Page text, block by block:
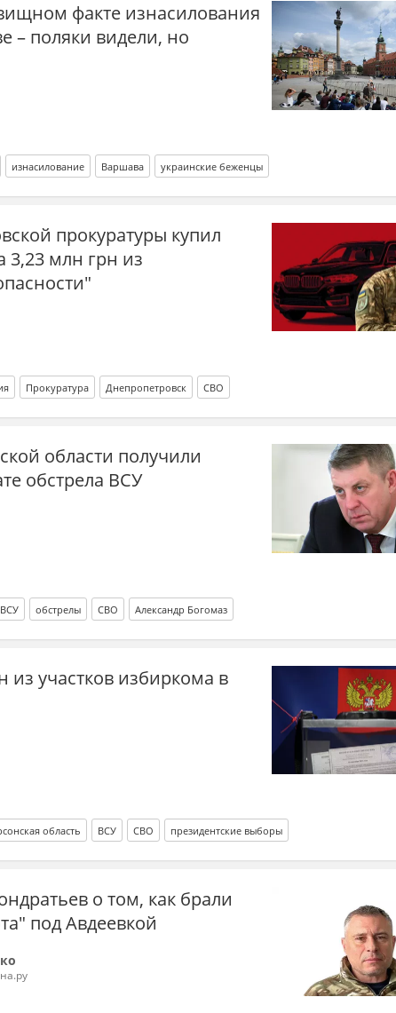
факте изнасилования
– поляки видели, но
изнасилование Варшава украинские беженцы
прокуратуры купил
3,23 млн грн из
Прокуратура Днепропетровск СВО
области получили
обстрела ВСУ
ВСУ обстрелы СВО Александр Богомаз
из участков избиркома в
область ВСУ СВО президентские выборы
о том, как брали
под Авдеевкой